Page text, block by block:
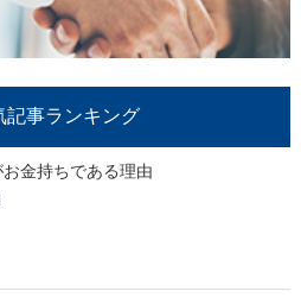
記事ランキング
金持ちである理由